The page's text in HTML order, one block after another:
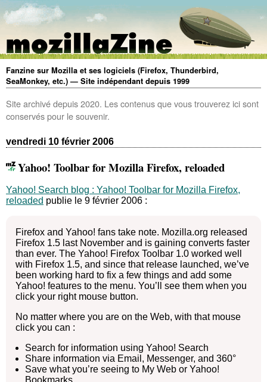
Fanzine sur Mozilla et ses logiciels (Firefox, Thunderbird,
SeaMonkey, etc.) — Site indépendant depuis 1999
Site archivé depuis 2020. Les contenus que vous trouverez ici sont
conservés pour le souvenir.
vendredi 10 février 2006
Yahoo! Toolbar for Mozilla Firefox, reloaded
Yahoo! Search blog : Yahoo! Toolbar for Mozilla Firefox,
reloaded publie le 9 février 2006 :
Firefox and Yahoo! fans take note. Mozilla.org released
Firefox 1.5 last November and is gaining converts faster
than ever. The Yahoo! Firefox Toolbar 1.0 worked well
with Firefox 1.5, and since that release launched, we’ve
been working hard to fix a few things and add some
Yahoo! features to the menu. You’ll see them when you
click your right mouse button.
No matter where you are on the Web, with that mouse
click you can :
Search for information using Yahoo! Search
Share information via Email, Messenger, and 360°
Save what you’re seeing to My Web or Yahoo!
Bookmarks